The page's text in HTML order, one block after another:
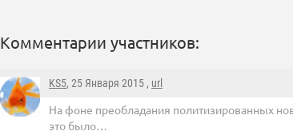
Комментарии участников:
KS5, 25 Января 2015 , url
На фоне преобладания политизированных
это было…